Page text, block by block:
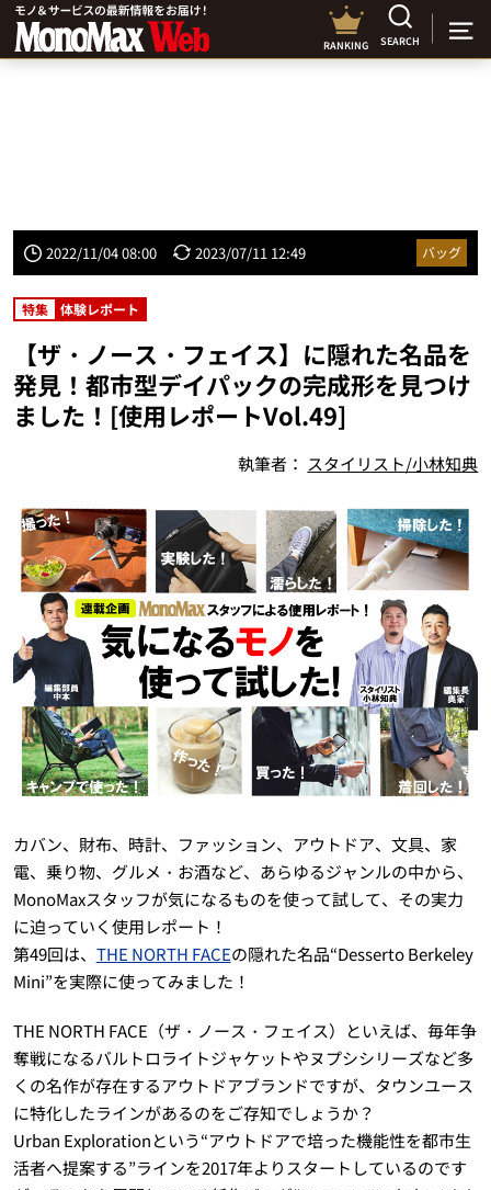
RANKING SEARCH
2022/11/04 08:00 2023/07/11 12:49 バッグ
特集 体験レポート
【ザ・ノース・フェイス】に隠れた名品を
発見！都市型デイパックの完成形を見つけ
ました！[使用レポートVol.49]
執筆者： スタイリスト/小林知典
カバン、財布、時計、ファッション、アウトドア、文具、家
電、乗り物、グルメ・お酒など、あらゆるジャンルの中から、
MonoMaxスタッフが気になるものを使って試して、その実力
に迫っていく使用レポート！
第49回は、 THE NORTH FACEの隠れた名品“Desserto Berkeley
Mini”を実際に使ってみました！
THE NORTH FACE（ザ・ノース・フェイス）といえば、毎年争
奪戦になるバルトロライトジャケットやヌプシシリーズなど多
くの名作が存在するアウトドアブランドですが、タウンユース
に特化したラインがあるのをご存知でしょうか？
Urban Explorationという“アウトドアで培った機能性を都市生
活者へ提案する”ラインを2017年よりスタートしているのです